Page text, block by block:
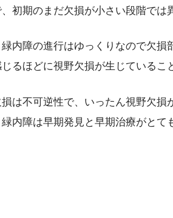
、初期のまだ欠損が小さい段階では
緑内障の進行はゆっくりなので欠損
るほどに視野欠損が生じているこ
は不可逆性で、いったん視野欠
緑内障は早期発見と早期治療がとて